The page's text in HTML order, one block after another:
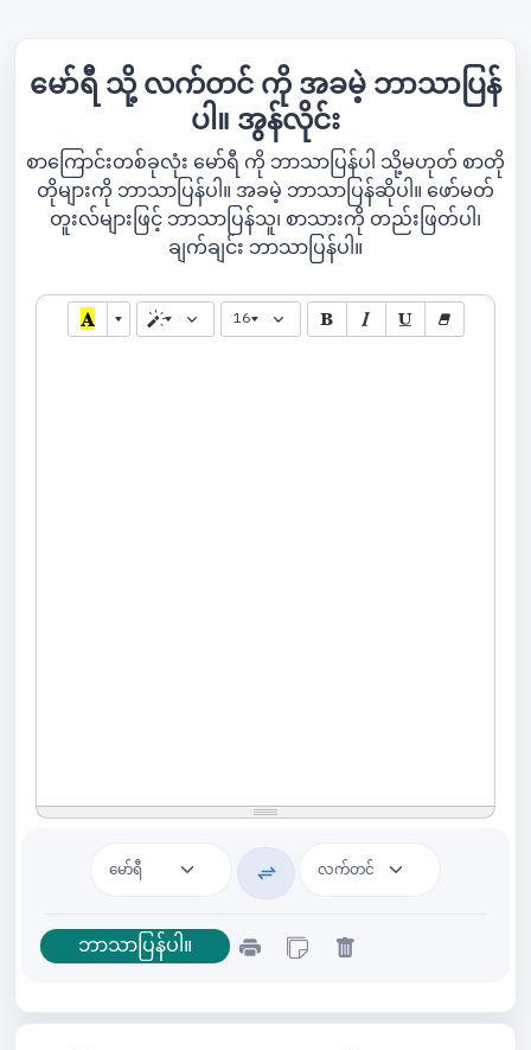
မော်ရီ သို့ လက်တင် ကို အခမဲ့ ဘာသာပြန်
ပါ။ အွန်လိုင်း
စာကြောင်းတစ်ခုလုံး မော်ရီ ကို ဘာသာပြန်ပါ သို့မဟုတ် စာတို
တိုများကို ဘာသာပြန်ပါ။ အခမဲ့ ဘာသာပြန်ဆိုပါ။ ဖော်မတ်
တူးလ်များဖြင့် ဘာသာပြန်သူ၊ စာသားကို တည်းဖြတ်ပါ၊
ချက်ချင်း ဘာသာပြန်ပါ။
16